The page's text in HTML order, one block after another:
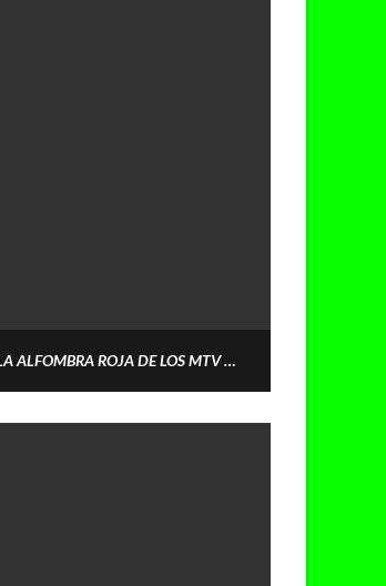
LAS ESTRELLAS SE VISTIERON DE NEGRO PARA LA ALFOMBRA ROJA DE LOS MTV MOVIE AWARDS